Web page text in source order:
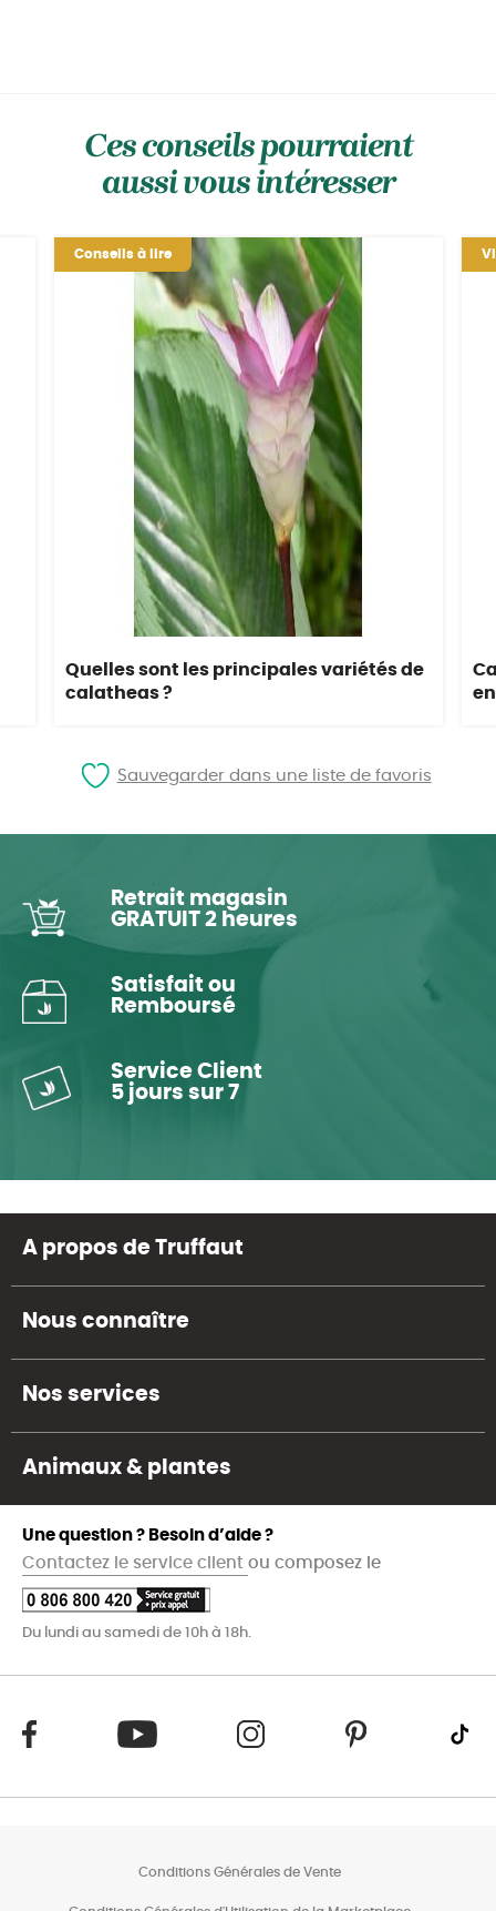
Sauvegarder dans une liste de favoris
Ces conseils pourraient
aussi vous intéresser
Conseils à lire
Quelles sont les principales variétés de
calatheas ?
Retrait magasin
GRATUIT 2 heures
Satisfait ou
Remboursé
Service Client
5 jours sur 7
A propos de Truffaut
Nous connaître
Nos services
Animaux & plantes
Une question ? Besoin d’aide ?
Contactez le service client ou composez le
Du lundi au samedi de 10h à 18h.
Conditions Générales de Vente